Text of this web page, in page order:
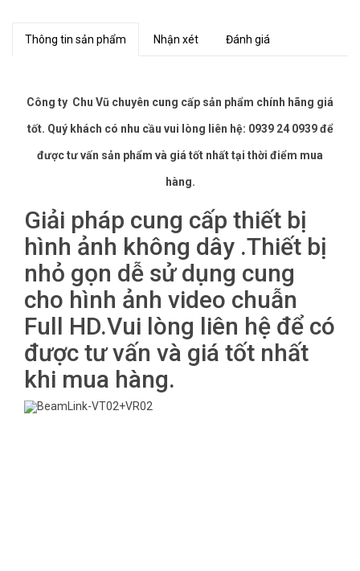
Thông tin sản phẩm Nhận xét Đánh giá
Công ty Chu Vũ chuyên cung cấp sản phẩm chính hãng giá
tốt. Quý khách có nhu cầu vui lòng liên hệ: 0939 24 0939 để
được tư vấn sản phẩm và giá tốt nhất tại thời điểm mua
hàng.
Giải pháp cung cấp thiết bị
hình ảnh không dây .Thiết bị
nhỏ gọn dễ sử dụng cung
cho hình ảnh video chuẫn
Full HD.Vui lòng liên hệ để có
được tư vấn và giá tốt nhất
khi mua hàng.